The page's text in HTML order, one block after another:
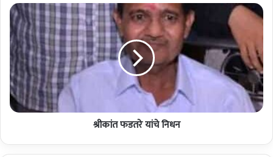
उ
सा
च्या
दु
स
र्‍या
ह
प्त्या
सा
भि
श्री
कां
त
फ
ड
त
रे
यां
चे
श्रीकांत फडतरे यांचे निधन